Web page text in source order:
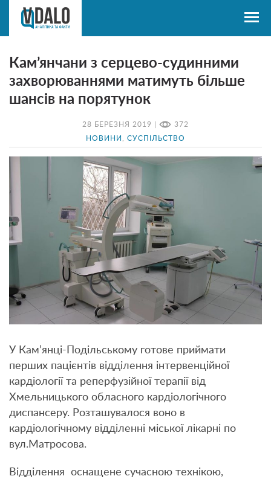
28 БЕРЕЗНЯ 2019 | 372
НОВИНИ СУСПІЛЬСТВО
Кам’янчани з серцево-судинними
захворюваннями матимуть більше
шансів на порятунок
У Кам’янці-Подільському готове приймати
перших пацієнтів відділення інтервенційної
кардіології та реперфузійної терапії від
Хмельницького обласного кардіологічного
диспансеру. Розташувалося воно в
кардіологічному відділенні міської лікарні по
вул.Матросова.
Відділення оснащене сучасною технікою,